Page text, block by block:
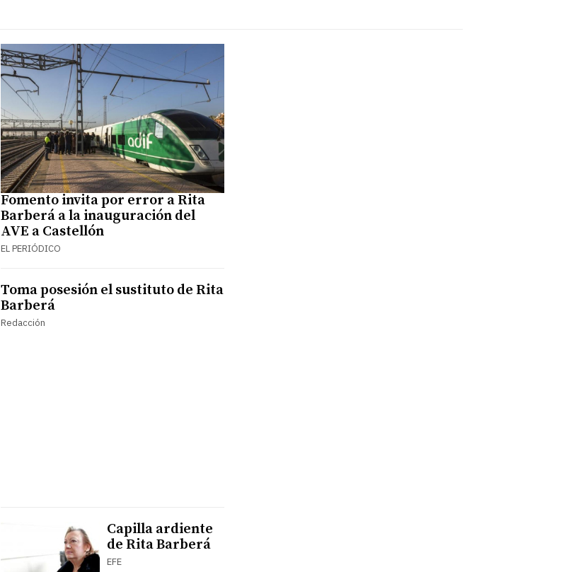
Fomento invita por error a Rita
Barberá a la inauguración del
AVE a Castellón
EL PERIÓDICO
Toma posesión el sustituto de Rita
Barberá
Redacción
Capilla ardiente
de Rita Barberá
EFE